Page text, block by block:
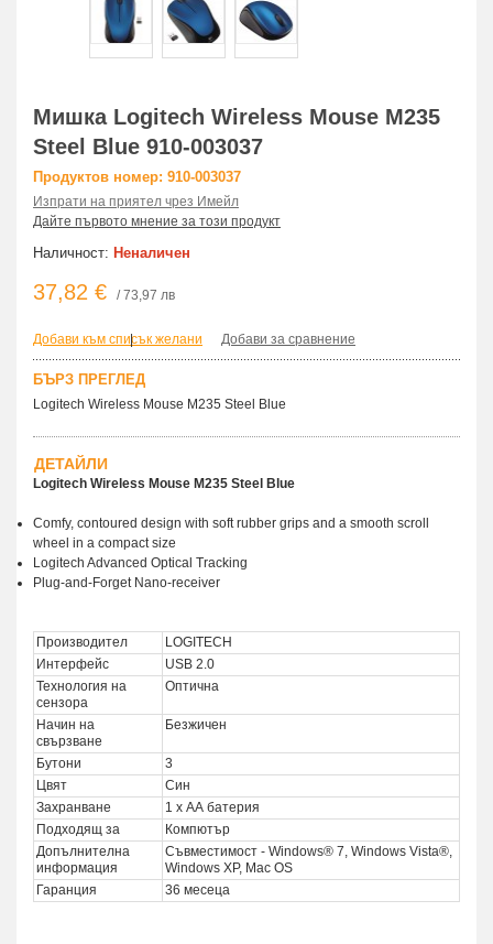
Мишка Logitech Wireless Mouse M235
Steel Blue 910-003037
Продуктов номер: 910-003037
Изпрати на приятел чрез Имейл
Дайте първото мнение за този продукт
Наличност: Неналичен
37,82 € / 73,97 лв
Добави към списък желани
| Добави за сравнение
БЪРЗ ПРЕГЛЕД
Logitech Wireless Mouse M235 Steel Blue
ДЕТАЙЛИ
Logitech Wireless Mouse M235 Steel Blue
Comfy, contoured design with soft rubber grips and a smooth scroll
wheel in a compact size
Logitech Advanced Optical Tracking
Plug-and-Forget Nano-receiver
Производител
LOGITECH
Интерфейс
USB 2.0
Технология на
сензора
Оптична
Начин на
свързване
Безжичен
Бутони
3
Цвят
Син
Захранване
1 х АА батерия
Подходящ за
Компютър
Допълнителна
информация
Съвместимост - Windows® 7, Windows Vista®,
Windows XP, Mac OS
Гаранция
36 месеца